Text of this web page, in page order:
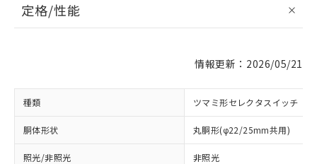
定格/性能
情報更新：2026/05/21
種類 ツマミ形セレクタスイッチ
胴体形状 丸胴形(φ22/25mm共用)
照光/非照光 非照光